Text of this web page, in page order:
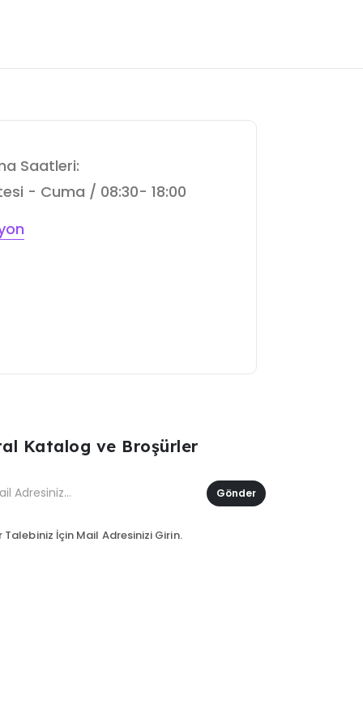
Saatleri:
- Cuma / 08:30- 18:00
Katalog ve Broşürler
Gönder
Talebiniz İçin Mail Adresinizi Girin.